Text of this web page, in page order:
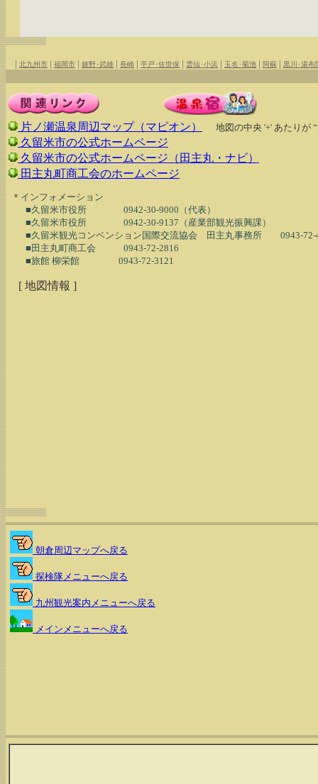
| 北九州市 | 福岡市 | 嬉野･武雄 | 長崎 | 平戸･佐世保 | 雲仙･小浜 | 玉名･菊池 | 阿蘇 | 黒川･湯布
片ノ瀬温泉周辺マップ（マピオン） 地図の中央 '+' あたりが
久留米市の公式ホームページ
久留米市の公式ホームページ（田主丸・ナビ）
田主丸町商工会のホームページ
  ＊インフォメーション
■久留米市役所　　　　0942-30-9000（代表）
■久留米市役所　　　　0942-30-9137（産業部観光振興課）
■久留米観光コンベンション国際交流協会　田主丸事務所　　0943-72-
■田主丸町商工会　　　0943-72-2816
[ 地図情報 ]
朝倉周辺マップへ戻る
探検隊メニューへ戻る
九州観光案内メニューへ戻る
メインメニューへ戻る